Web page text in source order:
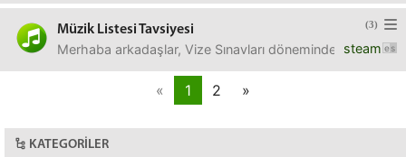
(3)
Müzik Listesi Tavsiyesi
steam
Merhaba arkadaşlar, Vize Sınavları dönemindeyim. Her
« 1 2 »
KATEGORILER